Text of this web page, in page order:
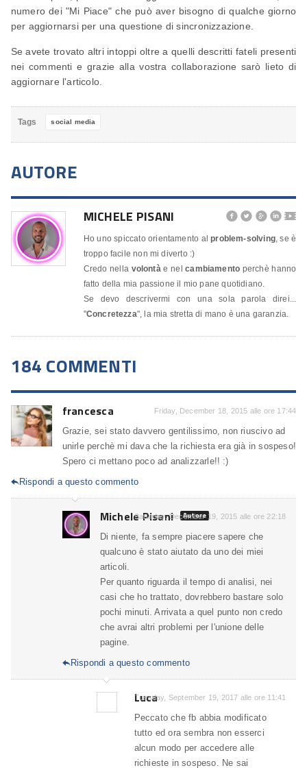
numero dei "Mi Piace" che può aver bisogno di qualche giorno
per aggiornarsi per una questione di sincronizzazione.
Se avete trovato altri intoppi oltre a quelli descritti fateli presenti
nei commenti e grazie alla vostra collaborazione sarò lieto di
aggiornare l'articolo.
Tags social media
AUTORE
MICHELE PISANI     🎬
Ho uno spiccato orientamento alproblem-solving, se è
troppo facile non mi diverto :)
Credo nella volontàe nelcambiamento perchè hanno
fatto della mia passione il mio pane quotidiano.
Se devo descrivermi con una sola parola direi...
"Concretezza", la mia stretta di mano è una garanzia.
184 COMMENTI
francesca Friday, December 18, 2015 alle ore 17:44
Grazie, sei stato davvero gentilissimo, non riuscivo ad
unirle perchè mi dava che la richiesta era già in sospeso!
Spero ci mettano poco ad analizzarle!! :)
Rispondi a questo commento
Michele Pisani Autore
Saturday, December 19, 2015 alle ore 22:18
Di niente, fa sempre piacere sapere che
qualcuno è stato aiutato da uno dei miei
articoli.
Per quanto riguarda il tempo di analisi, nei
casi che ho trattato, dovrebbero bastare solo
pochi minuti. Arrivata a quel punto non credo
che avrai altri problemi per l'unione delle
pagine.
Rispondi a questo commento
Luca
Tuesday, September 19, 2017 alle ore 11:41
Peccato che fb abbia modificato
tutto ed ora sembra non esserci
alcun modo per accedere alle
richieste in sospeso. Ne sai